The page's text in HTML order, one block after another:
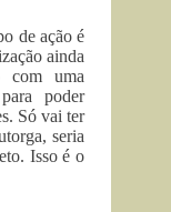
de ação é
ainda
com uma
poder
Só vai ter
seria
Isso é o